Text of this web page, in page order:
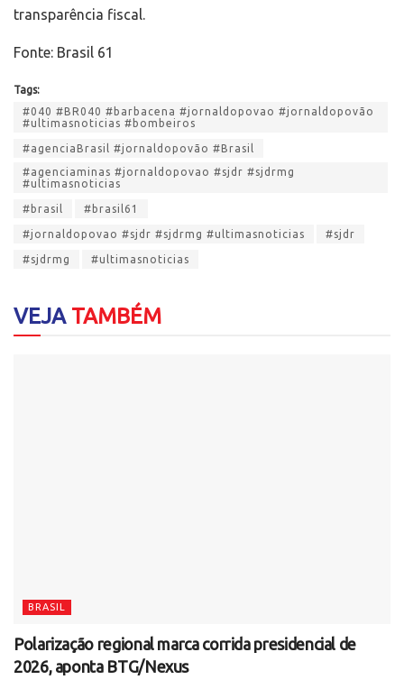
transparência fiscal.
Fonte: Brasil 61
Tags:
#040 #BR040 #barbacena #jornaldopovao #jornaldopovão
#ultimasnoticias #bombeiros
#agenciaBrasil #jornaldopovão #Brasil
#agenciaminas #jornaldopovao #sjdr #sjdrmg
#ultimasnoticias
#brasil #brasil61
#jornaldopovao #sjdr #sjdrmg #ultimasnoticias #sjdr
#sjdrmg #ultimasnoticias
VEJATAMBÉM
BRASIL
Polarização regional marca corrida presidencial de
2026, aponta BTG/Nexus